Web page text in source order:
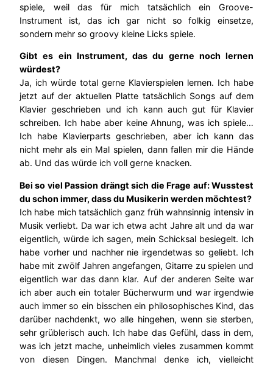
spiele, weil das für mich tatsächlich ein Groove-
Instrument ist, das ich gar nicht so folkig einsetze,
sondern mehr so groovy kleine Licks spiele.
Gibt es ein Instrument, das du gerne noch lernen
würdest?
Ja, ich würde total gerne Klavierspielen lernen. Ich habe
jetzt auf der aktuellen Platte tatsächlich Songs auf dem
Klavier geschrieben und ich kann auch gut für Klavier
schreiben. Ich habe aber keine Ahnung, was ich spiele…
Ich habe Klavierparts geschrieben, aber ich kann das
nicht mehr als ein Mal spielen, dann fallen mir die Hände
ab. Und das würde ich voll gerne knacken.
Bei so viel Passion drängt sich die Frage auf: Wusstest
du schon immer, dass du Musikerin werden möchtest?
Ich habe mich tatsächlich ganz früh wahnsinnig intensiv in
Musik verliebt. Da war ich etwa acht Jahre alt und da war
eigentlich, würde ich sagen, mein Schicksal besiegelt. Ich
habe vorher und nachher nie irgendetwas so geliebt. Ich
habe mit zwölf Jahren angefangen, Gitarre zu spielen und
eigentlich war das dann klar. Auf der anderen Seite war
ich aber auch ein totaler Bücherwurm und war irgendwie
auch immer so ein bisschen ein philosophisches Kind, das
darüber nachdenkt, wo alle hingehen, wenn sie sterben,
sehr grüblerisch auch. Ich habe das Gefühl, dass in dem,
was ich jetzt mache, unheimlich vieles zusammen kommt
von diesen Dingen. Manchmal denke ich, vielleicht